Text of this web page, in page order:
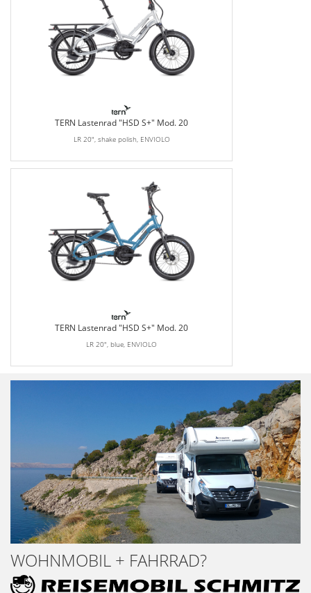
TERN Lastenrad "HSD S+" Mod. 20
LR 20", shake polish, ENVIOLO
TERN Lastenrad "HSD S+" Mod. 20
LR 20", blue, ENVIOLO
WOHNMOBIL + FAHRRAD?